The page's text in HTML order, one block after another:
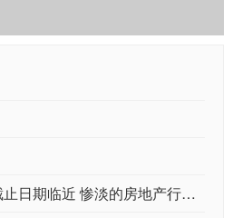
潜力|新赛季中超报名截止日期临近 惨淡的房地产行业让几支球队前途未卜